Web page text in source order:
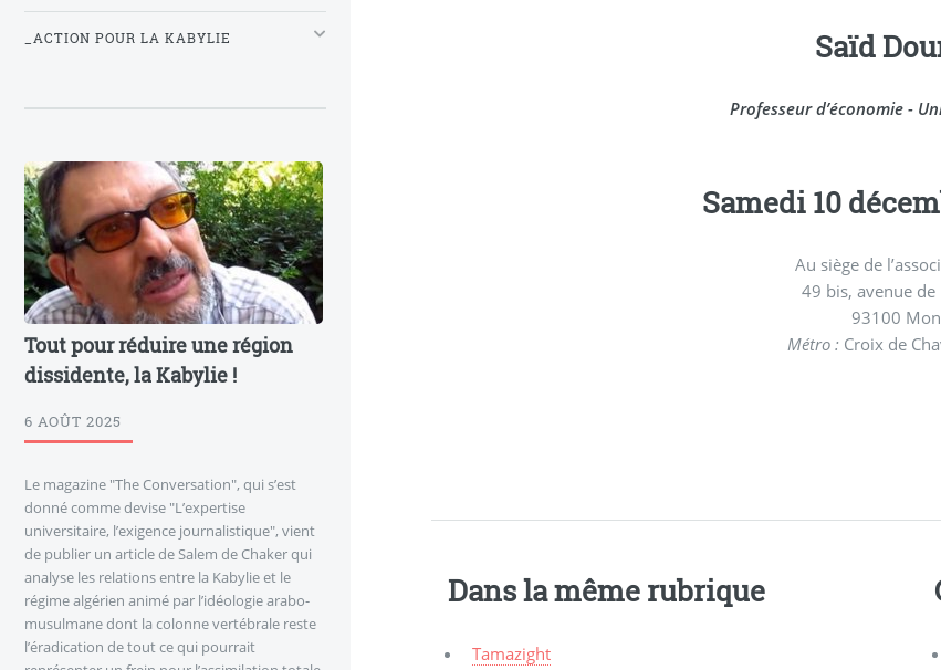
Saïd
Professeur d’économie -
Samedi 10
Au siège de
49 bis, avenue
93100
Métro : Croix de
Dans la même rubrique
Tamazight
_ACTION POUR LA KABYLIE
Tout pour réduire une région
dissidente, la Kabylie !
6 AOÛT 2025
Le magazine "The Conversation", qui s’est
donné comme devise "L’expertise
universitaire, l’exigence journalistique", vient
de publier un article de Salem de Chaker qui
analyse les relations entre la Kabylie et le
régime algérien animé par l’idéologie arabo-
musulmane dont la colonne vertébrale reste
l’éradication de tout ce qui pourrait